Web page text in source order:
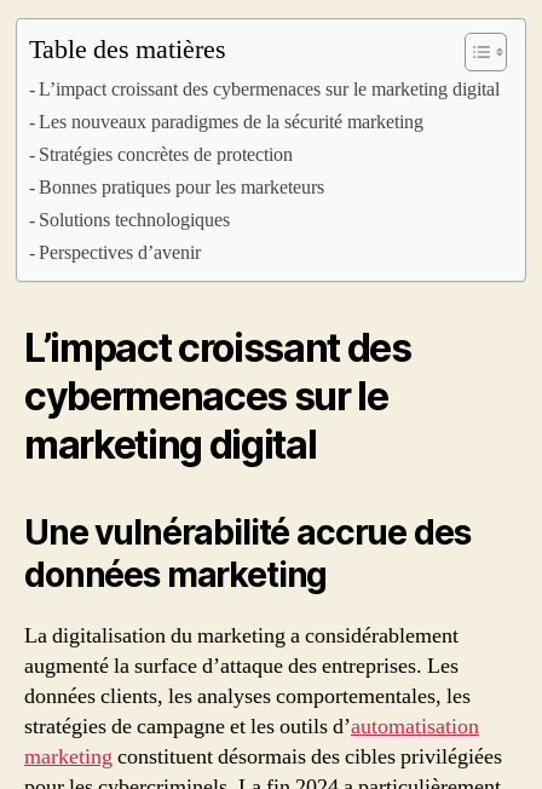
Table des matières
L’impact croissant des cybermenaces sur le marketing digital
Les nouveaux paradigmes de la sécurité marketing
Stratégies concrètes de protection
Bonnes pratiques pour les marketeurs
Solutions technologiques
Perspectives d’avenir
L’impact croissant des
cybermenaces sur le
marketing digital
Une vulnérabilité accrue des
données marketing
La digitalisation du marketing a considérablement
augmenté la surface d’attaque des entreprises. Les
données clients, les analyses comportementales, les
stratégies de campagne et les outils d’automatisation
marketingconstituent désormais des cibles privilégiées